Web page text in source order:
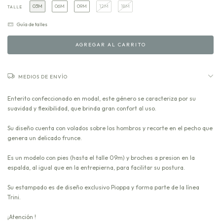
TALLE 03M 06M 09M 12M 18M
Guía de talles
MEDIOS DE ENVÍO
Enterito confeccionado en modal, este género se caracteriza por su
suavidad y flexibilidad, que brinda gran confort al uso.
Su diseño cuenta con volados sobre los hombros y recorte en el pecho que
genera un delicado frunce.
Es un modelo con pies (hasta el talle 09m) y broches a presion en la
espalda, al igual que en la entrepierna, para facilitar su postura.
Su estampado es de diseño exclusivo Pioppa y forma parte de la línea
Trini.
¡Atención !